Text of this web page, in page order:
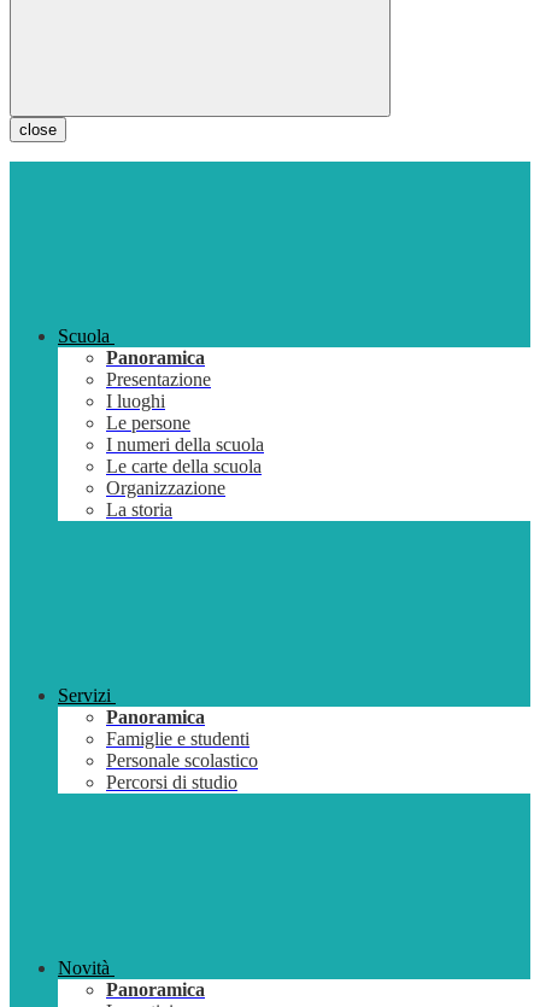
close
Scuola
Panoramica
Presentazione
I luoghi
Le persone
I numeri della scuola
Le carte della scuola
Organizzazione
La storia
Servizi
Panoramica
Famiglie e studenti
Personale scolastico
Percorsi di studio
Novità
Panoramica